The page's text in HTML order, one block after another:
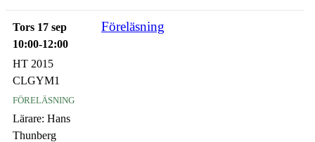
Tors 17 sep
10:00-12:00
Föreläsning
HT 2015
CLGYM1
föreläsning
Lärare: Hans
Thunberg